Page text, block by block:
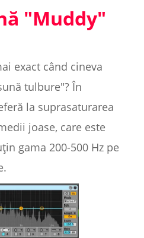
"Muddy"
exact când cineva
tulbure"? În
la suprasaturarea
joase, care este
gama 200-500 Hz pe